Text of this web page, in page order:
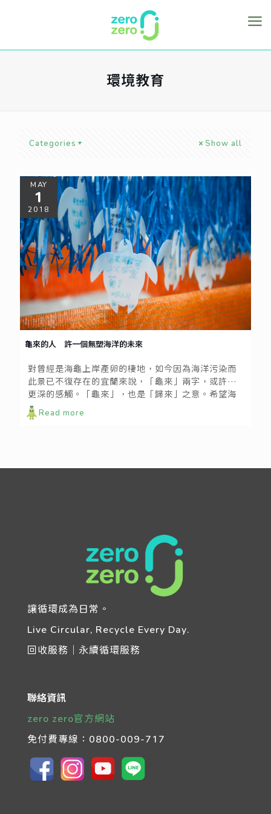
環境教育
Categories Show all
MAY
1
2018
龜來的人 許一個無塑海洋的未來
對曾經是海龜上岸產卵的棲地，如今因為海洋污染而
此景已不復存在的宜蘭來說，「龜來」兩字，或許有
更深的感觸。「龜來」，也是「歸來」之意。希望海
龜生態歸來、乾淨海洋環境歸來、海洋意識歸來。
Read more
讓循環成為日常。
Live Circular, Recycle Every Day.
回收服務｜永續循環服務
聯絡資訊
zero zero官方網站
免付費專線： 0800-009-717